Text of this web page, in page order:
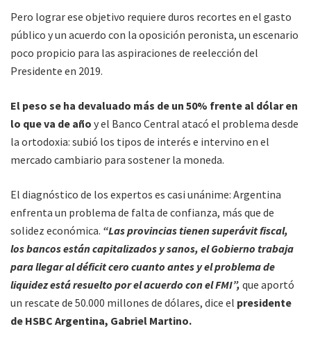
Pero lograr ese objetivo requiere duros recortes en el gasto
público y un acuerdo con la oposición peronista, un escenario
poco propicio para las aspiraciones de reelección del
Presidente en 2019.
El peso se ha devaluado más de un 50% frente al dólar en
lo que va de año y el Banco Central atacó el problema desde
la ortodoxia: subió los tipos de interés e intervino en el
mercado cambiario para sostener la moneda.
El diagnóstico de los expertos es casi unánime: Argentina
enfrenta un problema de falta de confianza, más que de
solidez económica. “Las provincias tienen superávit fiscal,
los bancos están capitalizados y sanos, el Gobierno trabaja
para llegar al déficit cero cuanto antes y el problema de
liquidez está resuelto por el acuerdo con el FMI”, que aportó
un rescate de 50.000 millones de dólares, dice el presidente
de HSBC Argentina, Gabriel Martino.